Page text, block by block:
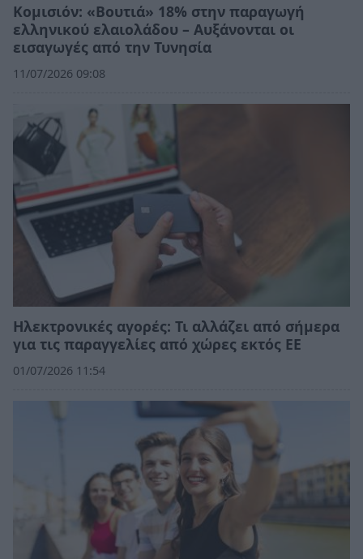
Κομισιόν: «Βουτιά» 18% στην παραγωγή
ελληνικού ελαιολάδου – Αυξάνονται οι
εισαγωγές από την Τυνησία
11/07/2026 09:08
Ηλεκτρονικές αγορές: Τι αλλάζει από σήμερα
για τις παραγγελίες από χώρες εκτός ΕΕ
01/07/2026 11:54